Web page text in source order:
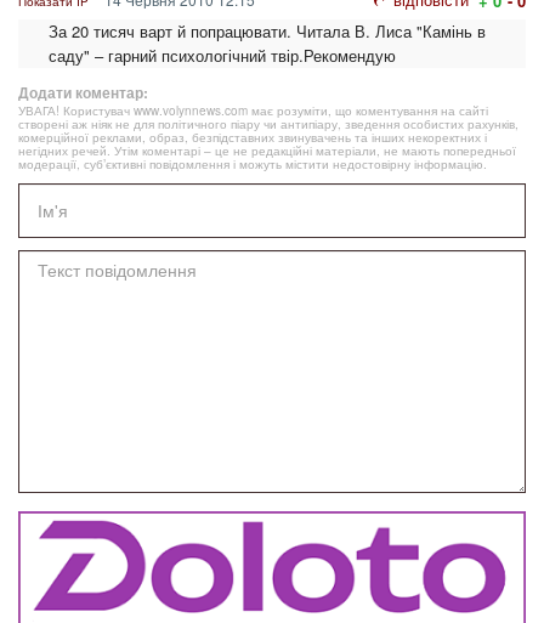
За 20 тисяч варт й попрацювати. Читала В. Лиса "Камінь в
саду" – гарний психологічний твір.Рекомендую
Додати коментар:
УВАГА! Користувач www.volynnews.com має розуміти, що коментування на сайті
створені аж ніяк не для політичного піару чи антипіару, зведення особистих рахунків,
комерційної реклами, образ, безпідставних звинувачень та інших некоректних і
негідних речей. Утім коментарі – це не редакційні матеріали, не мають попередньої
модерації, суб’єктивні повідомлення і можуть містити недостовірну інформацію.